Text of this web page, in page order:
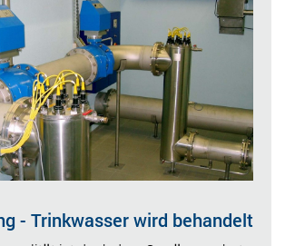
- Trinkwasser wird behandelt